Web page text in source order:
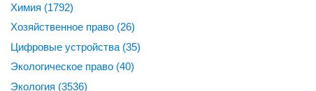
Химия (1792)
Хозяйственное право (26)
Цифровые устройства (35)
Экологическое право (40)
Экология (3536)